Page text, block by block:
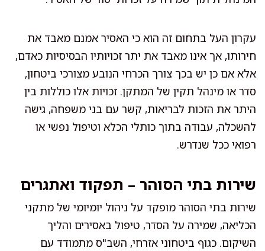
עקרון העל בתחום זה הוא כי האסיר אמנם מאבד את
חירותו, אך אינו מאבד את יתר זכויותיו הבסיסיות כאדם,
אלא אם כן יש בכך צורך הכרחי הנובע מצורכי ביטחון,
סדר או מינהל תקין של המתקן. זכויות אלו כוללות בין
היתר את הזכות לבריאות, קשר עם בני משפחה, גישה
להשכלה, עבודה בתוך כותלי הכלא וטיפול נפשי או
רפואי ככל שנדרש.
שירות בתי הסוהר – תפקוד ואתגרים
שירות בתי הסוהר מופקד על ניהול יומיומי של מתקני
הכליאה, שמירה על הסדר, טיפול באסירים והליך
השיקום. כגוף ביטחוני אזרחי, השב"ס מתמודד עם